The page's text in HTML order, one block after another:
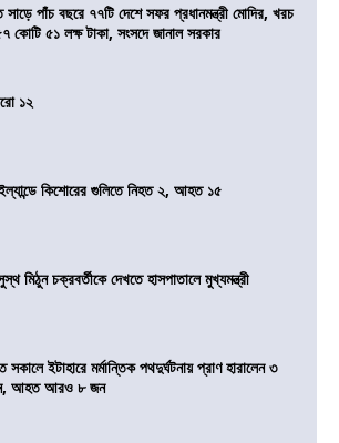
পাঁচ বছরে ৭৭টি দেশে সফর প্রধানমন্ত্রী মোদির, খরচ
কোটি ৫১ লক্ষ টাকা, সংসদে জানাল সরকার
১২
কিশোরের গুলিতে নিহত ২, আহত ১৫
মিঠুন চক্রবর্তীকে দেখতে হাসপাতালে মুখ্যমন্ত্রী
সকালে ইটাহারে মর্মান্তিক পথদুর্ঘটনায় প্রাণ হারালেন ৩
আহত আরও ৮ জন